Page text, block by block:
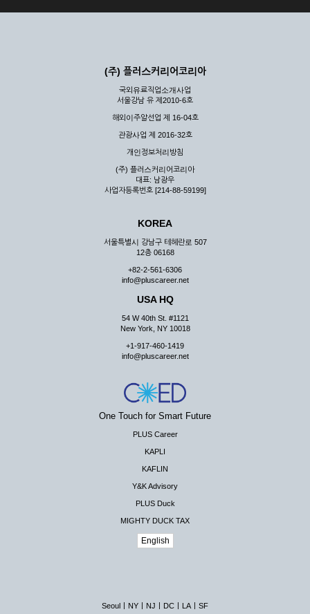
(주) 플러스커리어코리아
국외유료직업소개사업
서울강남 유 제2010-6호
해외이주알선업 제 16-04호
관광사업 제 2016-32호
개인정보처리방침
(주) 플러스커리어코리아
대표: 남광우
사업자등록번호 [214-88-59199]
KOREA
서울특별시 강남구 테헤란로 507
12층 06168
+82-2-561-6306
info@pluscareer.net
USA HQ
54 W 40th St. #1121
New York, NY 10018
+1-917-460-1419
info@pluscareer.net
One Touch for Smart Future
PLUS Career
KAPLI
KAFLIN
Y&K Advisory
PLUS Duck
MIGHTY DUCK TAX
English
Seoul NY NJ DC LA SF